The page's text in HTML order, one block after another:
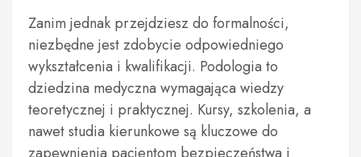
Zanim jednak przejdziesz do formalności,
niezbędne jest zdobycie odpowiedniego
wykształcenia i kwalifikacji. Podologia to
dziedzina medyczna wymagająca wiedzy
teoretycznej i praktycznej. Kursy, szkolenia, a
nawet studia kierunkowe są kluczowe do